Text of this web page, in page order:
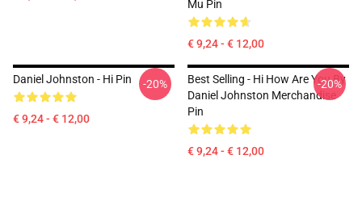
Mu Pin
€ 9,24 - € 12,00
Daniel Johnston - Hi Pin
€ 9,24 - € 12,00
-20%
Best Selling - Hi How Are You By
Daniel Johnston Merchandise
Pin
€ 9,24 - € 12,00
-20%